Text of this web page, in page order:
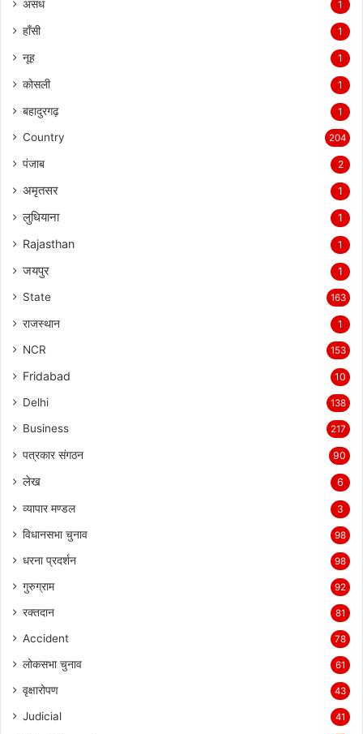
असंध 1
हाँसी 1
नूह 1
कोसली 1
बहादुरगढ़ 1
Country 204
पंजाब 2
अमृतसर 1
लुधियाना 1
Rajasthan 1
जयपुर 1
State 163
राजस्थान 1
NCR 153
Fridabad 10
Delhi 138
Business 217
पत्रकार संगठन 90
लेख 6
व्यापार मण्डल 3
विधानसभा चुनाव 98
धरना प्रदर्शन 98
गुरुग्राम 92
रक्तदान 81
Accident 78
लोकसभा चुनाव 61
वृक्षारोपण 43
Judicial 41